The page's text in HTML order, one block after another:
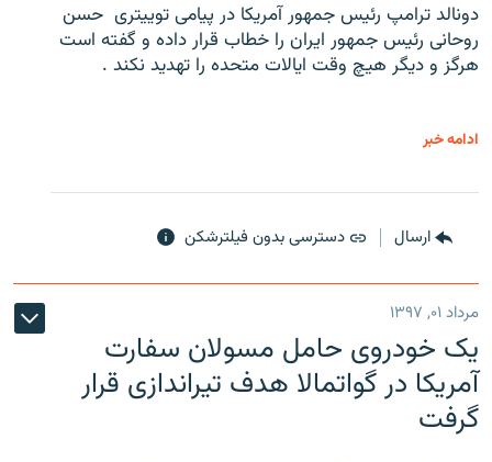
دونالد ترامپ رئیس جمهور آمریکا در پیامی توییتری ‌ حسن
روحانی رئیس جمهور ایران را خطاب قرار داده و گفته است
هرگز و دیگر هیچ وقت ایالات متحده را تهدید نکند .
ادامه خبر
ارسال دسترسی بدون فیلترشکن
مرداد ۰۱, ۱۳۹۷
یک خودروی حامل مسولان سفارت
آمریکا در گواتمالا هدف تیراندازی قرار
گرفت